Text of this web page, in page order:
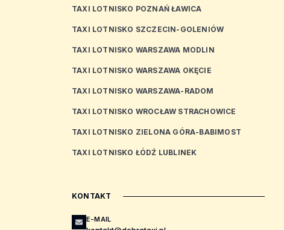
TAXI LOTNISKO POZNAŃ ŁAWICA
TAXI LOTNISKO SZCZECIN-GOLENIÓW
TAXI LOTNISKO WARSZAWA MODLIN
TAXI LOTNISKO WARSZAWA OKĘCIE
TAXI LOTNISKO WARSZAWA-RADOM
TAXI LOTNISKO WROCŁAW STRACHOWICE
TAXI LOTNISKO ZIELONA GÓRA-BABIMOST
TAXI LOTNISKO ŁÓDŹ LUBLINEK
KONTAKT
E-MAIL